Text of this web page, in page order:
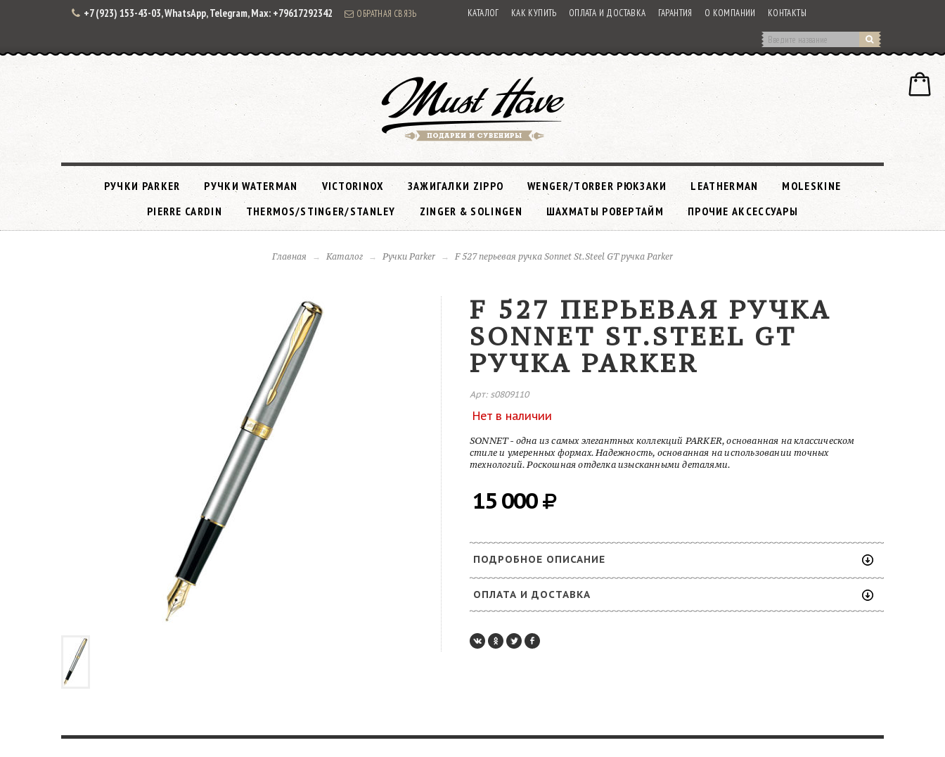
+7 (923) 153-43-03, WhatsApp, Telegram, Max: +79617292342 ОБРАТНАЯ СВЯЗЬ КАТАЛОГ КАК КУПИТЬ ОПЛАТА И ДОСТАВКА ГАРАНТИЯ О КОМПАНИИ КОНТАКТЫ
РУЧКИ PARKER РУЧКИ WATERMAN VICTORINOX ЗАЖИГАЛКИ ZIPPO WENGER/TORBER РЮКЗАКИ LEATHERMAN
MOLESKINE
PIERRE CARDIN
THERMOS/STINGER/STANLEY ZINGER & SOLINGEN ШАХМАТЫ РОВЕРТАЙМ ПРОЧИЕ АКСЕССУАРЫ
Главная Каталог Ручки Parker F 527 перьевая ручка Sonnet St.Steel GT ручка Parker
F 527 ПЕРЬЕВАЯ РУЧКА
SONNET ST.STEEL GT
РУЧКА PARKER
Арт: s0809110
Нет в наличии
SONNET - одна из самых элегантных коллекций PARKER, основанная на классическом
стиле и умеренных формах. Надежность, основанная на использовании точных
технологий. Роскошная отделка изысканными деталями.
15 000
ПОДРОБНОЕ ОПИСАНИЕ
ОПЛАТА И ДОСТАВКА